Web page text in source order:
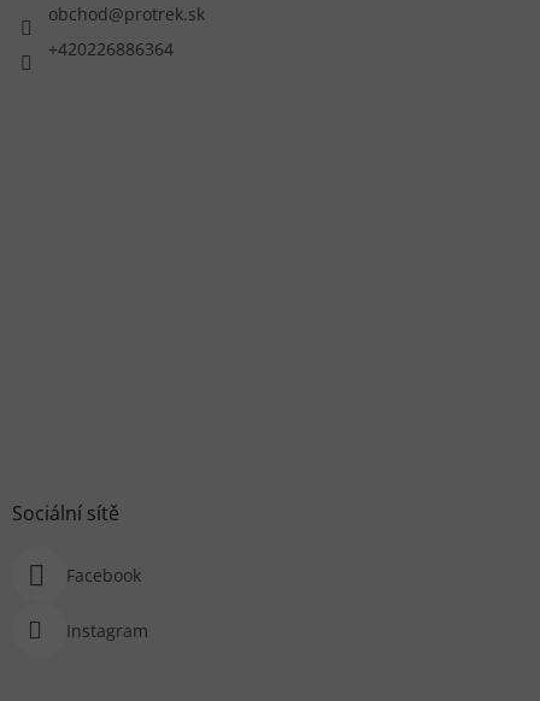
obchod@protrek.sk
+420226886364
Sociální sítě
Facebook
Instagram